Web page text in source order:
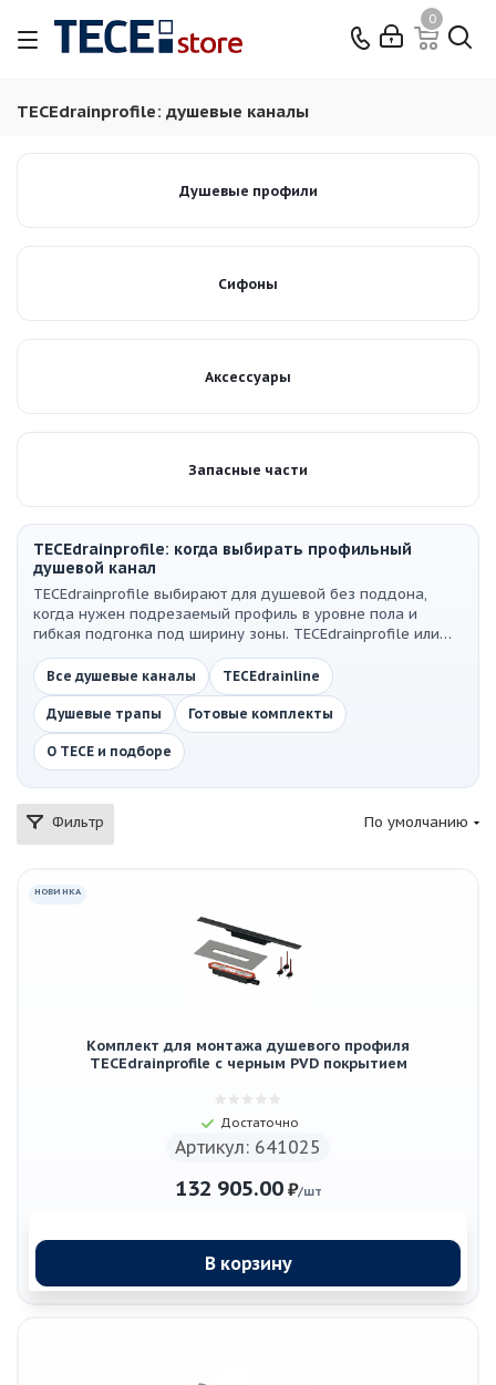
0
TECEdrainprofile: душевые каналы
Душевые профили
Сифоны
Аксессуары
Запасные части
TECEdrainprofile: когда выбирать профильный
душевой канал
TECEdrainprofile выбирают для душевой без поддона,
когда нужен подрезаемый профиль в уровне пола и
гибкая подгонка под ширину зоны. TECEdrainprofile или
TECEdrainline: профиль удобнее для нестандартной
ширины, а TECEdrainline — для классического прямого или
углового канала с декоративной панелью.
Все душевые каналы TECEdrainline
Душевые трапы Готовые комплекты
О TECE и подборе
Фильтр По умолчанию
НОВИНКА
Комплект для монтажа душевого профиля
TECEdrainprofile с черным PVD покрытием
Достаточно
Артикул: 641025
132 905.00₽/шт
В корзину